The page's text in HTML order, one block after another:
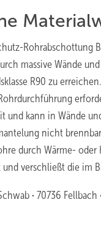
Rohrabschottung
massive Wände
R90 zu
und kann in Wände
nicht
durch Wärme-
und verschließt die im
·70736 Fellbach ·